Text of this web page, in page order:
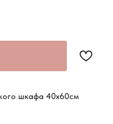
шкафа 40х60см